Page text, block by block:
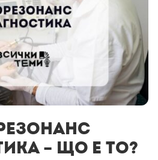
– що е то?